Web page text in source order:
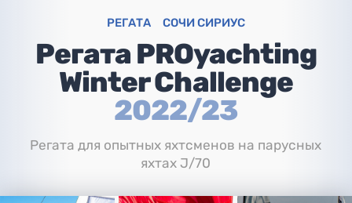
РЕГАТА СОЧИ СИРИУС
Регата PROyachting
Winter Challenge
2022/23
Регата для опытных яхтсменов на парусных
яхтах J/70